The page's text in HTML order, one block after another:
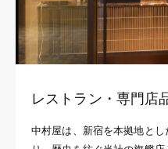
レストラン・専門店
中村屋は、新宿を本拠地と